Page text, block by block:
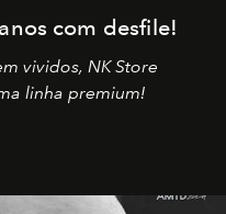
com desfile!
vividos, NK Store
linha premium!